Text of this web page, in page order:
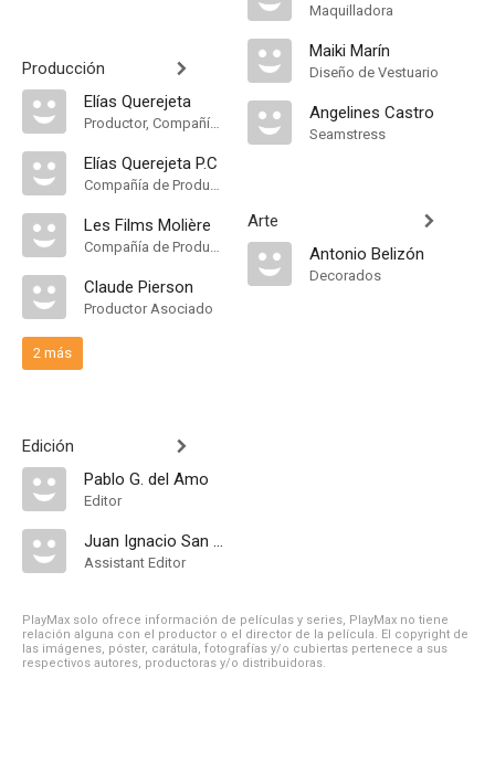
Producción
Elías Querejeta
Productor, Compañía de Produccion
Elías Querejeta P.C
Compañía de Produccion
Les Films Molière
Compañía de Produccion
Claude Pierson
Productor Asociado
2 más
Edición
Pablo G. del Amo
Editor
Juan Ignacio San Mateo
Assistant Editor
Maquilladora
Maiki Marín
Diseño de Vestuario
Angelines Castro
Seamstress
Arte
Antonio Belizón
Decorados
PlayMax solo ofrece información de películas y series, PlayMax no tiene
relación alguna con el productor o el director de la película. El copyright de
las imágenes, póster, carátula, fotografías y/o cubiertas pertenece a sus
respectivos autores, productoras y/o distribuidoras.